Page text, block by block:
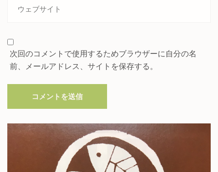
次回のコメントで使用するためブラウザーに自分の名
前、メールアドレス、サイトを保存する。